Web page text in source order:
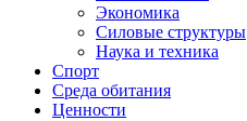
Экономика
Силовые структуры
Наука и техника
Спорт
Среда обитания
Ценности